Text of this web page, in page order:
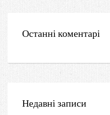
Останні коментарі
Недавні записи